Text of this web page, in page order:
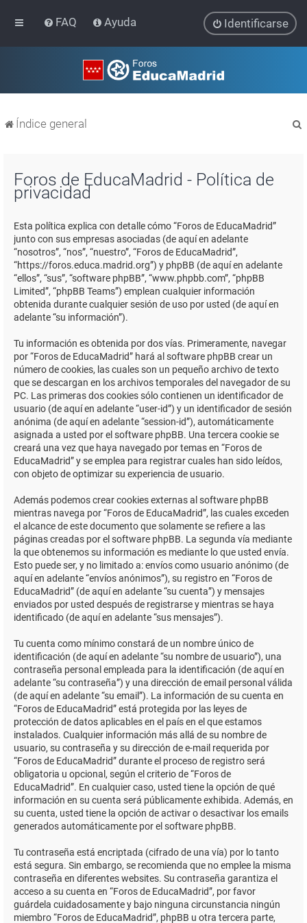
FAQ Ayuda Identificarse
Índice general
Foros de EducaMadrid - Política de
privacidad
Esta política explica con detalle cómo “Foros de EducaMadrid”
junto con sus empresas asociadas (de aquí en adelante
“nosotros”, “nos”, “nuestro”, “Foros de EducaMadrid”,
“https://foros.educa.madrid.org”) y phpBB (de aquí en adelante
“ellos”, “sus”, “software phpBB”, “www.phpbb.com”, “phpBB
Limited”, “phpBB Teams”) emplean cualquier información
obtenida durante cualquier sesión de uso por usted (de aquí en
adelante “su información”).
Tu información es obtenida por dos vías. Primeramente, navegar
por “Foros de EducaMadrid” hará al software phpBB crear un
número de cookies, las cuales son un pequeño archivo de texto
que se descargan en los archivos temporales del navegador de su
PC. Las primeras dos cookies sólo contienen un identificador de
usuario (de aquí en adelante “user-id”) y un identificador de sesión
anónima (de aquí en adelante “session-id”), automáticamente
asignada a usted por el software phpBB. Una tercera cookie se
creará una vez que haya navegado por temas en “Foros de
EducaMadrid” y se emplea para registrar cuales han sido leídos,
con objeto de optimizar su experiencia de usuario.
Además podemos crear cookies externas al software phpBB
mientras navega por “Foros de EducaMadrid”, las cuales exceden
el alcance de este documento que solamente se refiere a las
páginas creadas por el software phpBB. La segunda vía mediante
la que obtenemos su información es mediante lo que usted envía.
Esto puede ser, y no limitado a: envíos como usuario anónimo (de
aquí en adelante “envíos anónimos”), su registro en “Foros de
EducaMadrid” (de aquí en adelante “su cuenta”) y mensajes
enviados por usted después de registrarse y mientras se haya
identificado (de aquí en adelante “sus mensajes”).
Tu cuenta como mínimo constará de un nombre único de
identificación (de aquí en adelante “su nombre de usuario”), una
contraseña personal empleada para la identificación (de aquí en
adelante “su contraseña”) y una dirección de email personal válida
(de aquí en adelante “su email”). La información de su cuenta en
“Foros de EducaMadrid” está protegida por las leyes de
protección de datos aplicables en el país en el que estamos
instalados. Cualquier información más allá de su nombre de
usuario, su contraseña y su dirección de e-mail requerida por
“Foros de EducaMadrid” durante el proceso de registro será
obligatoria u opcional, según el criterio de “Foros de
EducaMadrid”. En cualquier caso, usted tiene la opción de qué
información en su cuenta será públicamente exhibida. Además, en
su cuenta, usted tiene la opción de activar o desactivar los emails
generados automáticamente por el software phpBB.
Tu contraseña está encriptada (cifrado de una vía) por lo tanto
está segura. Sin embargo, se recomienda que no emplee la misma
contraseña en diferentes websites. Su contraseña garantiza el
acceso a su cuenta en “Foros de EducaMadrid”, por favor
guárdela cuidadosamente y bajo ninguna circunstancia ningún
miembro “Foros de EducaMadrid”, phpBB u otra tercera parte,